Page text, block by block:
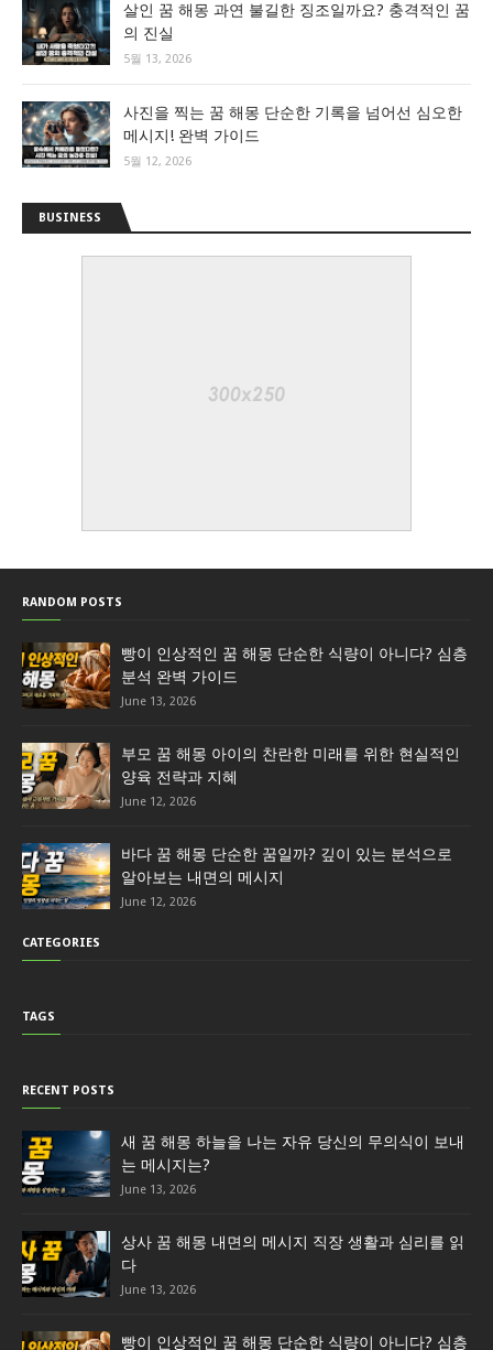
살인 꿈 해몽 과연 불길한 징조일까요? 충격적인 꿈
의 진실
5월 13, 2026
사진을 찍는 꿈 해몽 단순한 기록을 넘어선 심오한
메시지! 완벽 가이드
5월 12, 2026
BUSINESS
RANDOM POSTS
빵이 인상적인 꿈 해몽 단순한 식량이 아니다? 심층
분석 완벽 가이드
June 13, 2026
부모 꿈 해몽 아이의 찬란한 미래를 위한 현실적인
양육 전략과 지혜
June 12, 2026
바다 꿈 해몽 단순한 꿈일까? 깊이 있는 분석으로
알아보는 내면의 메시지
June 12, 2026
CATEGORIES
TAGS
RECENT POSTS
새 꿈 해몽 하늘을 나는 자유 당신의 무의식이 보내
는 메시지는?
June 13, 2026
상사 꿈 해몽 내면의 메시지 직장 생활과 심리를 읽
다
June 13, 2026
빵이 인상적인 꿈 해몽 단순한 식량이 아니다? 심층